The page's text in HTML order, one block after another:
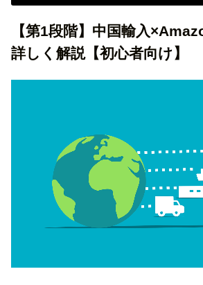
【第1段階】中国輸入
詳しく解説【初心者向け】